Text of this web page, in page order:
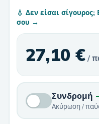
💧 Δεν είσαι
σου →
27,10 € /
Συνδρομή
Ακύρωση /